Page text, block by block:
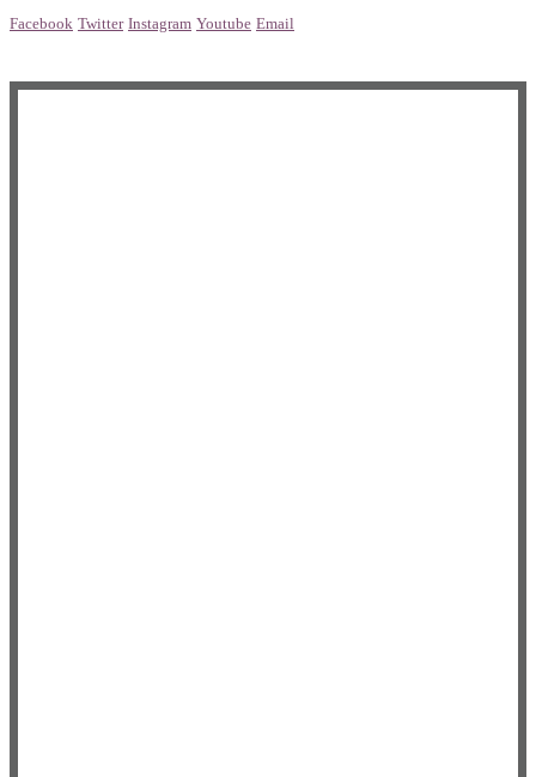
Facebook Twitter Instagram Youtube Email